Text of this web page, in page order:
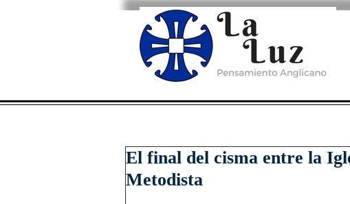
El final del cisma entre la
Metodista